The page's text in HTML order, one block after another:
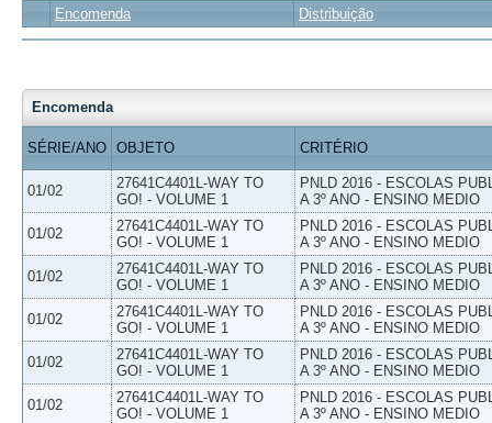
Encomenda Distribuição
Encomenda
SÉRIE/ANO OBJETO CRITÉRIO
01/02
27641C4401L-WAY TO
GO! - VOLUME 1
PNLD 2016 - ESCOLAS
A 3º ANO - ENSINO MEDIO
01/02
27641C4401L-WAY TO
GO! - VOLUME 1
PNLD 2016 - ESCOLAS
A 3º ANO - ENSINO MEDIO
01/02
27641C4401L-WAY TO
GO! - VOLUME 1
PNLD 2016 - ESCOLAS
A 3º ANO - ENSINO MEDIO
01/02
27641C4401L-WAY TO
GO! - VOLUME 1
PNLD 2016 - ESCOLAS
A 3º ANO - ENSINO MEDIO
01/02
27641C4401L-WAY TO
GO! - VOLUME 1
PNLD 2016 - ESCOLAS
A 3º ANO - ENSINO MEDIO
01/02
27641C4401L-WAY TO
GO! - VOLUME 1
PNLD 2016 - ESCOLAS
A 3º ANO - ENSINO MEDIO